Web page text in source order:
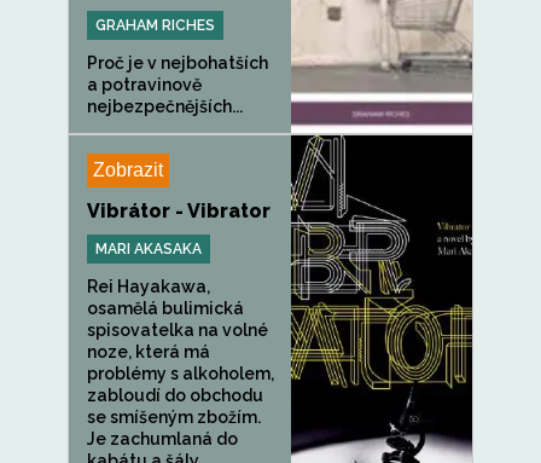
GRAHAM RICHES
Proč je v nejbohatších
a potravinově
nejbezpečnějších...
Zobrazit
Vibrátor - Vibrator
MARI AKASAKA
Rei Hayakawa,
osamělá bulimická
spisovatelka na volné
noze, která má
problémy s alkoholem,
zabloudí do obchodu
se smíšeným zbožím.
Je zachumlaná do